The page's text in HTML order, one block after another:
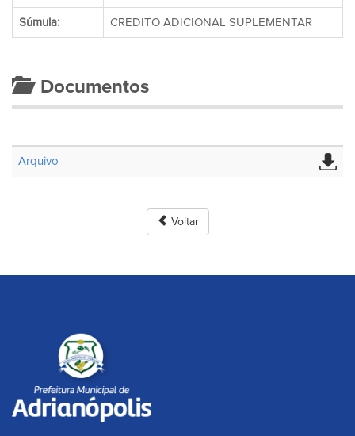
Súmula: CREDITO ADICIONAL SUPLEMENTAR
Documentos
Arquivo
Voltar